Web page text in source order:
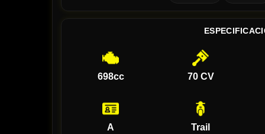
698cc 70 CV
A Trail